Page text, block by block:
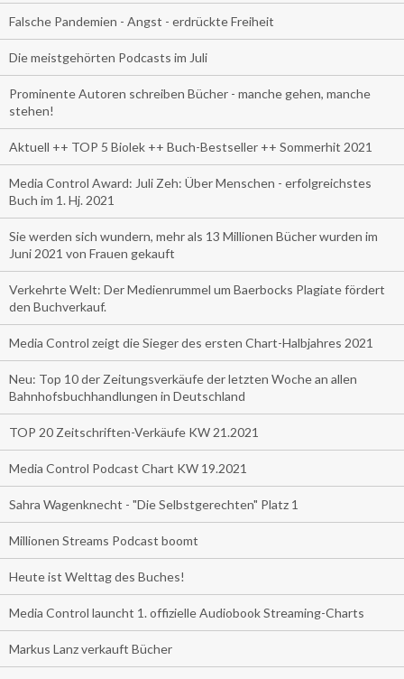
Falsche Pandemien - Angst - erdrückte Freiheit
Die meistgehörten Podcasts im Juli
Prominente Autoren schreiben Bücher - manche gehen, manche
stehen!
Aktuell ++ TOP 5 Biolek ++ Buch-Bestseller ++ Sommerhit 2021
Media Control Award: Juli Zeh: Über Menschen - erfolgreichstes
Buch im 1. Hj. 2021
Sie werden sich wundern, mehr als 13 Millionen Bücher wurden im
Juni 2021 von Frauen gekauft
Verkehrte Welt: Der Medienrummel um Baerbocks Plagiate fördert
den Buchverkauf.
Media Control zeigt die Sieger des ersten Chart-Halbjahres 2021
Neu: Top 10 der Zeitungsverkäufe der letzten Woche an allen
Bahnhofsbuchhandlungen in Deutschland
TOP 20 Zeitschriften-Verkäufe KW 21.2021
Media Control Podcast Chart KW 19.2021
Sahra Wagenknecht - "Die Selbstgerechten" Platz 1
Millionen Streams Podcast boomt
Heute ist Welttag des Buches!
Media Control launcht 1. offizielle Audiobook Streaming-Charts
Markus Lanz verkauft Bücher